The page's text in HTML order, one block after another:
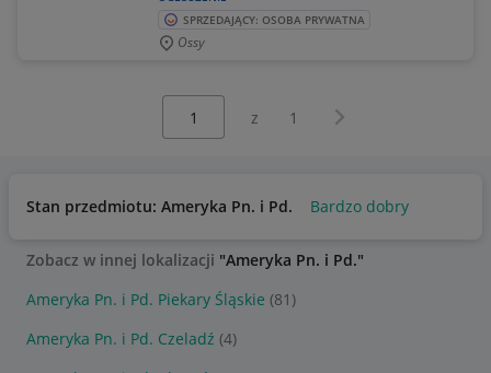
SPRZEDAJĄCY: OSOBA PRYWATNA
Ossy
z 1 Następna strona
Stan przedmiotu: Ameryka Pn. i Pd. Bardzo dobry
Zobacz w innej lokalizacji "Ameryka Pn. i Pd."
Ameryka Pn. i Pd. Piekary Śląskie (81)
Ameryka Pn. i Pd. Czeladź (4)